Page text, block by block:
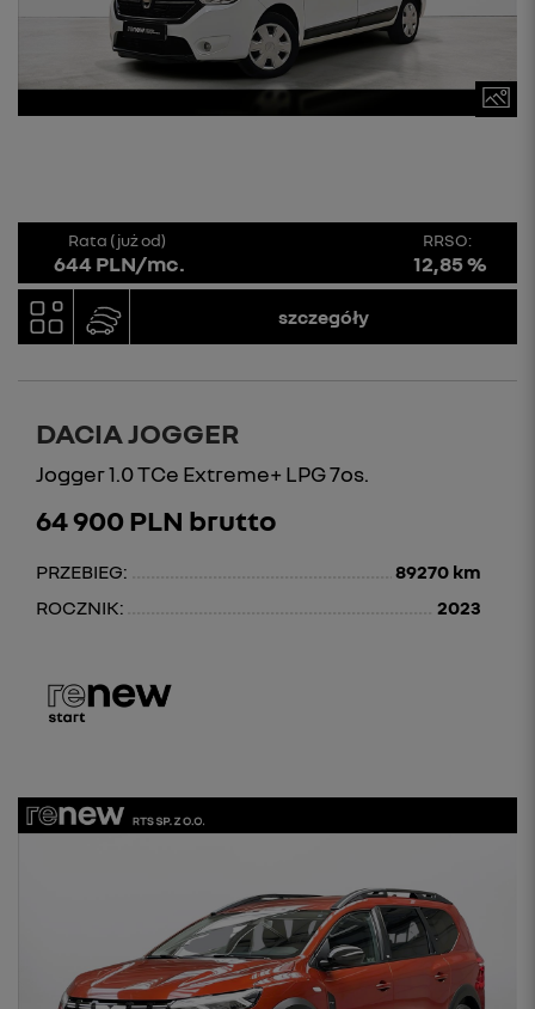
Rata (już od)
644 PLN/mc.
RRSO:
12,85 %
szczegóły
DACIA JOGGER
Jogger 1.0 TCe Extreme+ LPG 7os.
64 900 PLN brutto
PRZEBIEG:
89270 km
ROCZNIK:
2023